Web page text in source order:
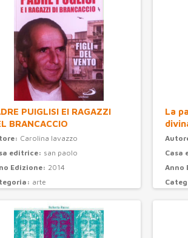
PUIGLISI EI RAGAZZI
BRANCACCIO
Carolina Iavazzo
editrice: san paolo
Edizione: 2014
arte
La
Casa
Anno